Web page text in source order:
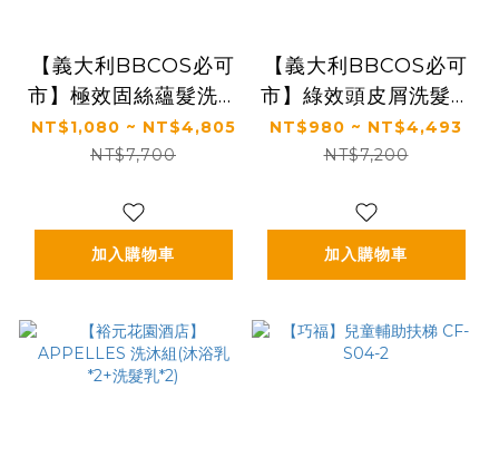
【義大利BBCOS必可
市】極效固絲蘊髮洗髮
精(多規格)
NT$1,080 ~ NT$4,805
NT$7,700
加入購物車
【義大利BBCOS必可
市】綠效頭皮屑洗髮精
(多規格)
NT$980 ~ NT$4,493
NT$7,200
加入購物車